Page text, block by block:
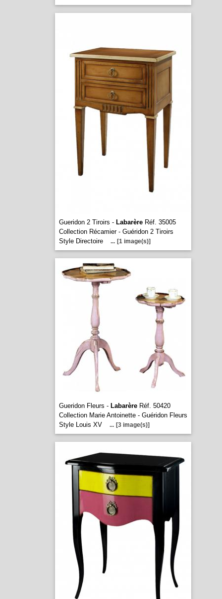
Gueridon 2 Tiroirs - LabarèreRéf. 35005
Collection Récamier - Guéridon 2 Tiroirs
Style Directoire
... [1 image(s)]
Gueridon Fleurs - LabarèreRéf. 50420
Collection Marie Antoinette - Guéridon Fleurs
Style Louis XV
... [3 image(s)]